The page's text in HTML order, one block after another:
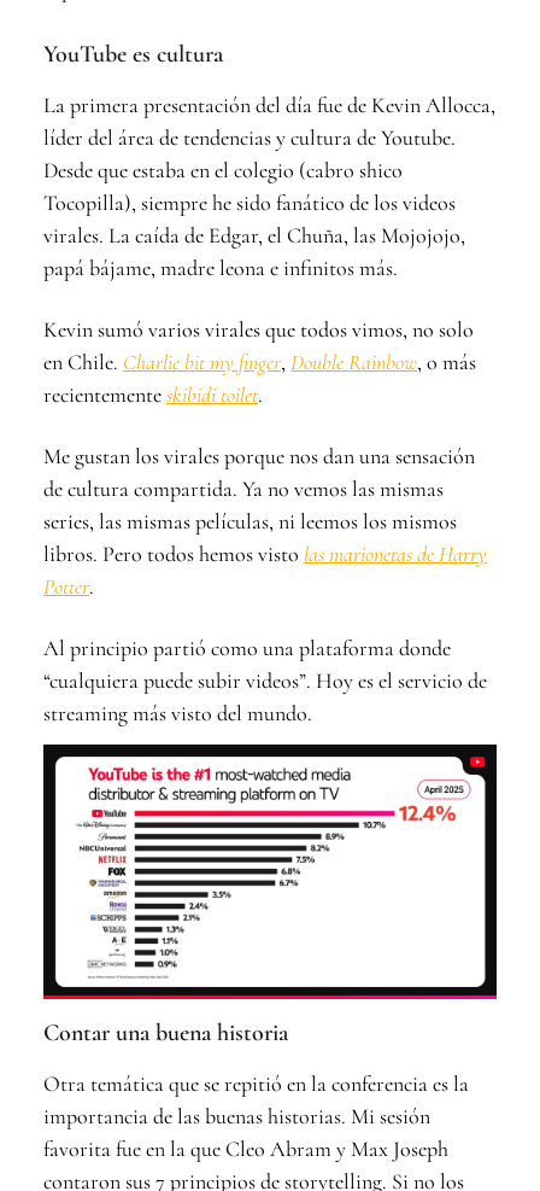
YouTube es cultura
La primera presentación del día fue de Kevin Allocca,
líder del área de tendencias y cultura de Youtube.
Desde que estaba en el colegio (cabro shico
Tocopilla), siempre he sido fanático de los videos
virales. La caída de Edgar, el Chuña, las Mojojojo,
papá bájame, madre leona e infinitos más.
Kevin sumó varios virales que todos vimos, no solo
en Chile. Charlie bit my finger, Double Rainbow, o más
recientementeskibidi toilet.
Me gustan los virales porque nos dan una sensación
de cultura compartida. Ya no vemos las mismas
series, las mismas películas, ni leemos los mismos
libros. Pero todos hemos visto las marionetas de Harry
Potter.
Al principio partió como una plataforma donde
“cualquiera puede subir videos”. Hoy es el servicio de
streaming más visto del mundo.
Contar una buena historia
Otra temática que se repitió en la conferencia es la
importancia de las buenas historias. Mi sesión
favorita fue en la que Cleo Abram y Max Joseph
contaron sus 7 principios de storytelling. Si no los